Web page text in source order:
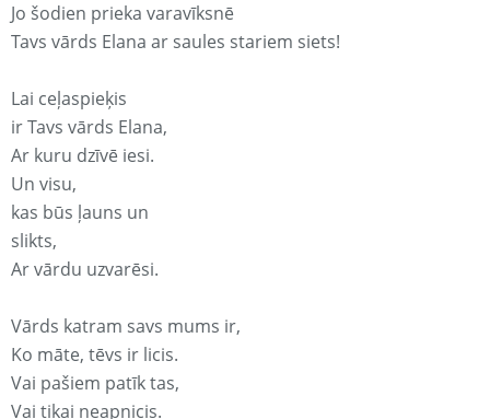
Jo šodien prieka varavīksnē
Tavs vārds Elana ar saules stariem siets!
Lai ceļaspieķis
ir Tavs vārds Elana,
Ar kuru dzīvē iesi.
Un visu,
kas būs ļauns un
slikts,
Ar vārdu uzvarēsi.
Vārds katram savs mums ir,
Ko māte, tēvs ir licis.
Vai pašiem patīk tas,
Vai tikai neapnicis.